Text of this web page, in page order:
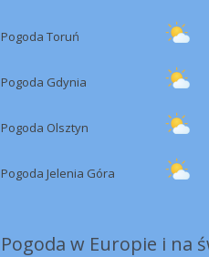
Pogoda Toruń
Pogoda Gdynia
Pogoda Olsztyn
Pogoda Jelenia Góra
Pogoda w Europie i na